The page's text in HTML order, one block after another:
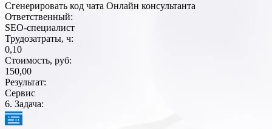
Сгенерировать код чата Онлайн консультанта
Ответственный:
SEO-специалист
Трудозатраты, ч:
0,10
Стоимость, руб:
150,00
Результат:
Сервис
6. Задача: